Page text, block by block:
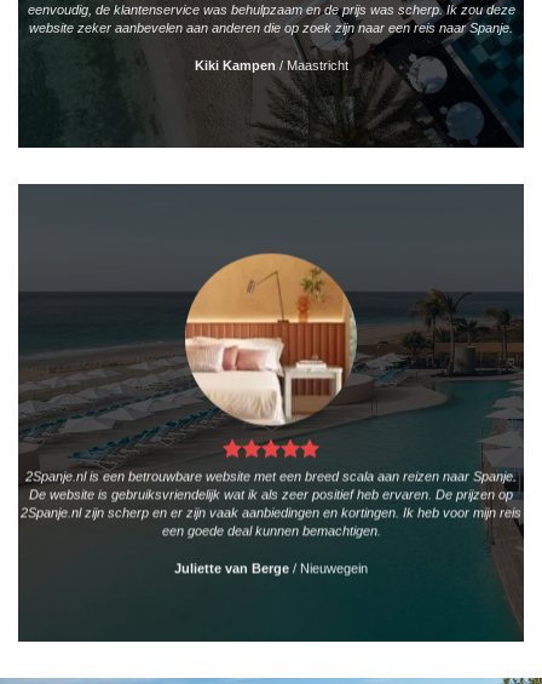
eenvoudig, de klantenservice was behulpzaam en de prijs was scherp. Ik zou deze
website zeker aanbevelen aan anderen die op zoek zijn naar een reis naar Spanje.
Kiki Kampen /Maastricht
2Spanje.nl is een betrouwbare website met een breed scala aan reizen naar Spanje.
De website is gebruiksvriendelijk wat ik als zeer positief heb ervaren. De prijzen op
2Spanje.nl zijn scherp en er zijn vaak aanbiedingen en kortingen. Ik heb voor mijn reis
een goede deal kunnen bemachtigen.
Juliette van Berge / Nieuwegein